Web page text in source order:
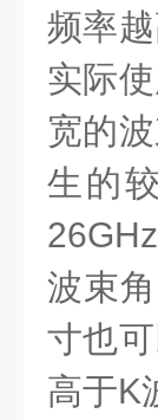
频率
实际
宽的
生的
26GHz
波束
寸也
高于K